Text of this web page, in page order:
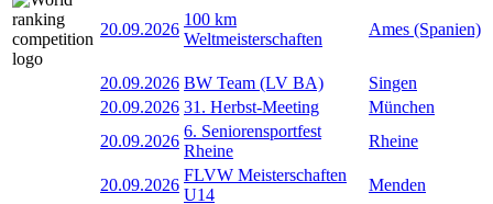
20.09.2026
100 km
Weltmeisterschaften
Ames (Spanien)
20.09.2026 BW Team (LV BA)
Singen
20.09.2026 31. Herbst-Meeting
München
20.09.2026
6. Seniorensportfest
Rheine
Rheine
20.09.2026
FLVW Meisterschaften
U14
Menden